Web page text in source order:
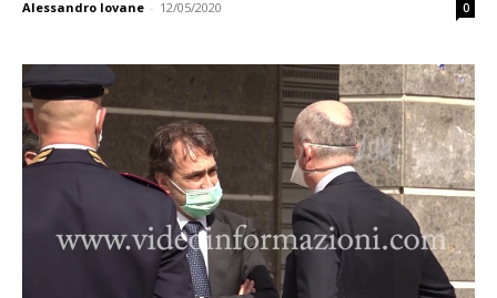
Alessandro Iovane - 12/05/2020 0